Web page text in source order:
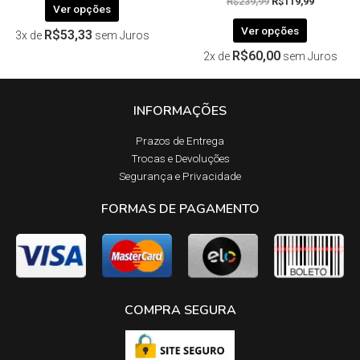
Ver opções
3x de R$53,33 sem Juros Ver opções
2x de R$60,00 sem Juros
INFORMAÇÕES
Prazos de Entrega​
Trocas e Devoluções​
Segurança e Privacidade
FORMAS DE PAGAMENTO
COMPRA SEGURA